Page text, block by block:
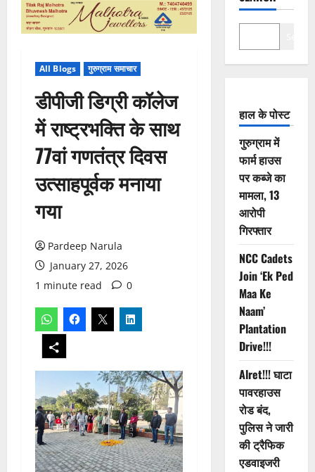
All Blogs गुरुग्राम समाचार
डीपीजी डिग्री कॉलेज
में राष्ट्रभक्ति के साथ
77वां गणतंत्र दिवस
उत्साहपूर्वक मनाया
गया
Pardeep Narula
January 27, 2026
1 minute read
0
हाल के पोस्ट
गुरुग्राम में
फार्म हाउस
पर कब्जे का
मामला, 13
आरोपी
गिरफ्तार
NCC Cadets
Join ‘Ek Ped
Maa Ke
Naam’
Plantation
Drive!!!
Alret!!! घाटा
पावरहाउस
रोड बंद,
पुलिस ने जारी
की ट्रैफिक
एडवाइजरी